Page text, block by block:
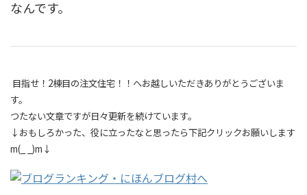
なんです。
目指せ！2棟目の注文住宅！！へお越しいただきありがとうございま
す。
つたない文章ですが日々更新を続けています。
↓おもしろかった、役に立ったなと思ったら下記クリックお願いします
m(_ _)m↓